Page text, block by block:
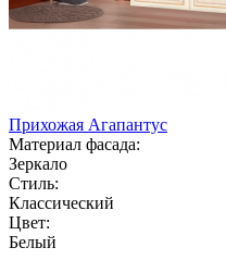
Прихожая Агапантус
Материал фасада:
Зеркало
Стиль:
Классический
Цвет:
Белый